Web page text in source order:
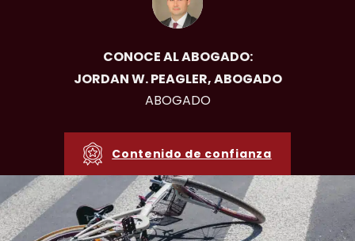
Contenido de confianza
CONOCE AL ABOGADO:
JORDAN W. PEAGLER, ABOGADO
ABOGADO